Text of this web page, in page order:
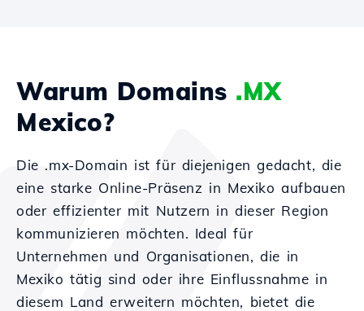
Warum Domains .MX
Mexico?
Die .mx-Domain ist für diejenigen gedacht, die
eine starke Online-Präsenz in Mexiko aufbauen
oder effizienter mit Nutzern in dieser Region
kommunizieren möchten. Ideal für
Unternehmen und Organisationen, die in
Mexiko tätig sind oder ihre Einflussnahme in
diesem Land erweitern möchten, bietet die